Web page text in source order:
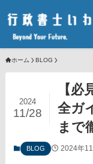
ホーム BLOG
【
全ガ
まで
2024
11/28
BLOG 2024年